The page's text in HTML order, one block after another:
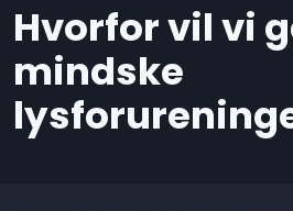
Hvorfor vil vi
mindske